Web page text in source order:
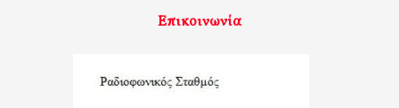
Επικοινωνία